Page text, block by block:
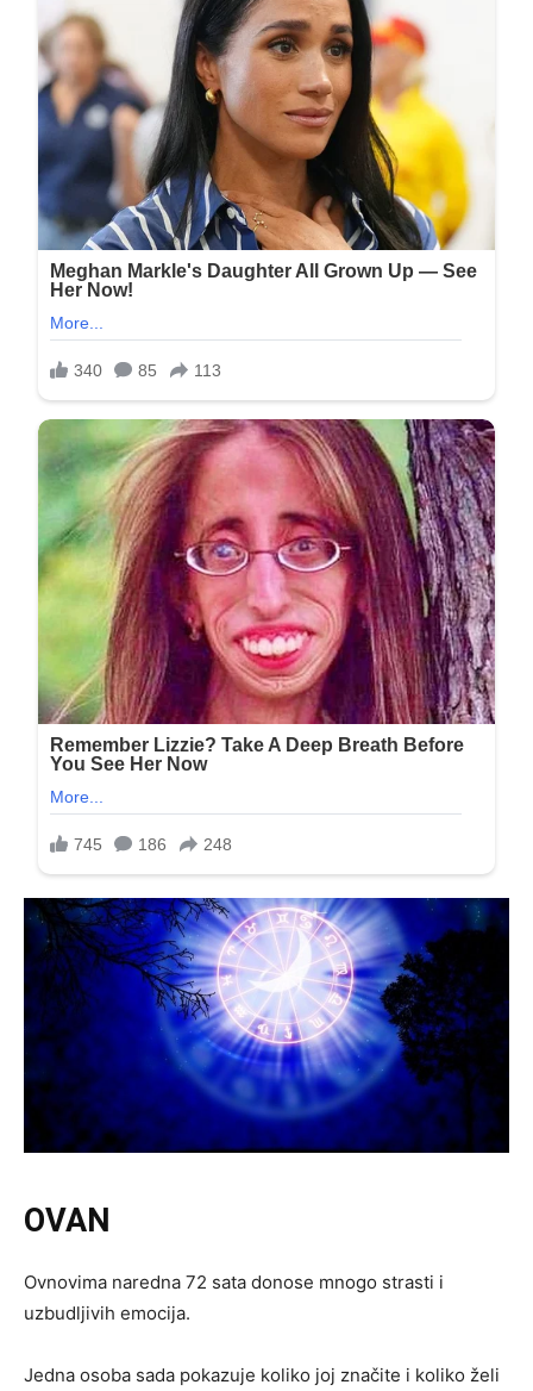
OVAN
Ovnovima naredna 72 sata donose mnogo strasti i
uzbudljivih emocija.
Jedna osoba sada pokazuje koliko joj značite i koliko želi